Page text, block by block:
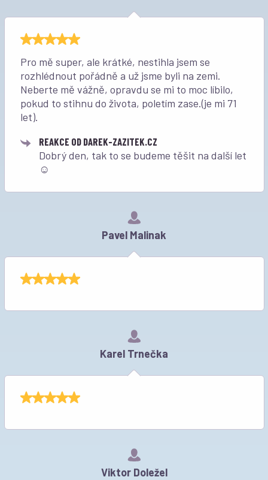
Pro mě super, ale krátké, nestihla jsem se
rozhlédnout pořádně a už jsme byli na zemi.
Neberte mě vážně, opravdu se mi to moc líbilo,
pokud to stihnu do života, poletím zase.(je mi 71
let).
REAKCE OD DAREK-ZAZITEK.CZ
Dobrý den, tak to se budeme těšit na další let
☺️
Pavel Malinak
Karel Trnečka
Viktor Doležel